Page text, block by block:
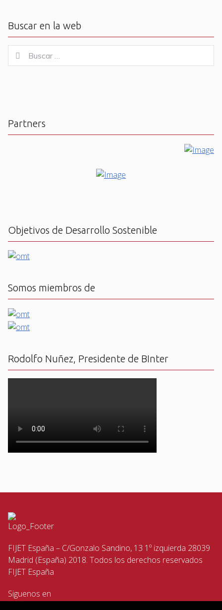
Buscar en la web
for:
Buscar
Partners
Objetivos de Desarrollo Sostenible
Somos miembros de
Rodolfo Nuñez, Presidente de BInter
FIJET España – C/Gonzalo Sandino, 13 1º izquierda 28039
Madrid (España) 2018. Todos los derechos reservados
FIJET España
Siguenos en